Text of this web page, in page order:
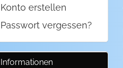
Konto erstellen
Passwort vergessen?
Informationen